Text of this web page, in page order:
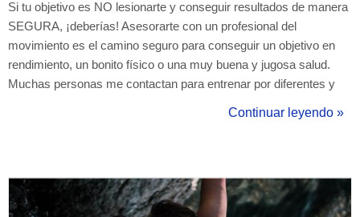
Si tu objetivo es NO lesionarte y conseguir resultados de manera
SEGURA, ¡deberías! Asesorarte con un profesional del
movimiento es el camino seguro para conseguir un objetivo en
rendimiento, un bonito físico o una muy buena y jugosa salud.
Muchas personas me contactan para entrenar por diferentes y
ejercicios o como ejecutarlos. Tienen miedo a lesionarse. Se
Continuar leyendo »